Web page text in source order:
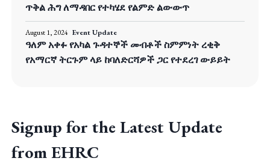
ጥቅል ሕግ ለማዳበር የተካሄደ የልምድ ልውውጥ
August 1, 2024 Event Update
ዓለም አቀፉ የአካል ጉዳተኞች መብቶች ስምምነት ረቂቅ
የአማርኛ ትርጉም ላይ ከባለድርሻዎች ጋር የተደረገ ውይይት
Signup for the Latest Update
from EHRC